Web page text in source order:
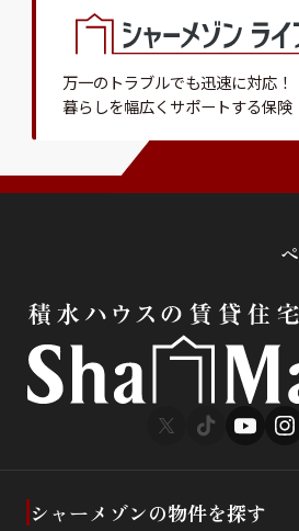
万一のトラブルでも迅速に対応！
暮らしを幅広くサポートする保険
ペ
シャーメゾンの物件を探す